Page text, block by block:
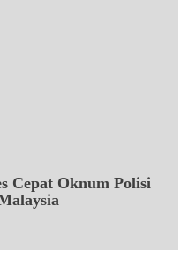
Cepat Oknum Polisi